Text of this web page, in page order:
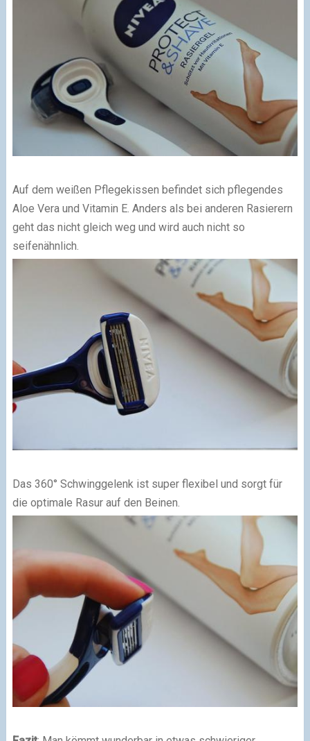
Auf dem weißen Pflegekissen befindet sich pflegendes
Aloe Vera und Vitamin E. Anders als bei anderen Rasierern
geht das nicht gleich weg und wird auch nicht so
seifenähnlich.
Das 360° Schwinggelenk ist super flexibel und sorgt für
die optimale Rasur auf den Beinen.